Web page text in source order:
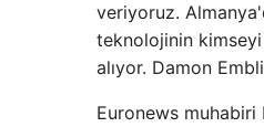
veriyoruz.
teknolojinin kimseyi
alıyor. Damon
Euronews muhabiri